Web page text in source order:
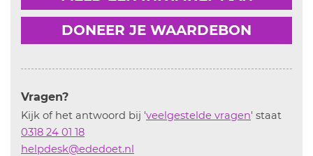
DONEER JE WAARDEBON
Vragen?
Kijk of het antwoord bij 'veelgestelde vragen' staat
0318 24 01 18
helpdesk@ededoet.nl